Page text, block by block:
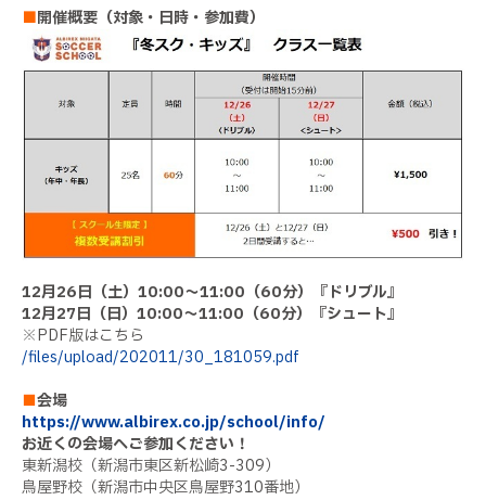
■開催概要（対象・日時・参加費）
12月26日（土） 10:00～11:00 （60分）『ドリブル』
12月27日（日）10:00～11:00（60分）『シュート』
※PDF版はこちら
/files/upload/202011/30_181059.pdf
■会場
https://www.albirex.co.jp/school/info/
お近くの会場へご参加ください！
東新潟校（新潟市東区新松崎3-309）
鳥屋野校（新潟市中央区鳥屋野310番地）